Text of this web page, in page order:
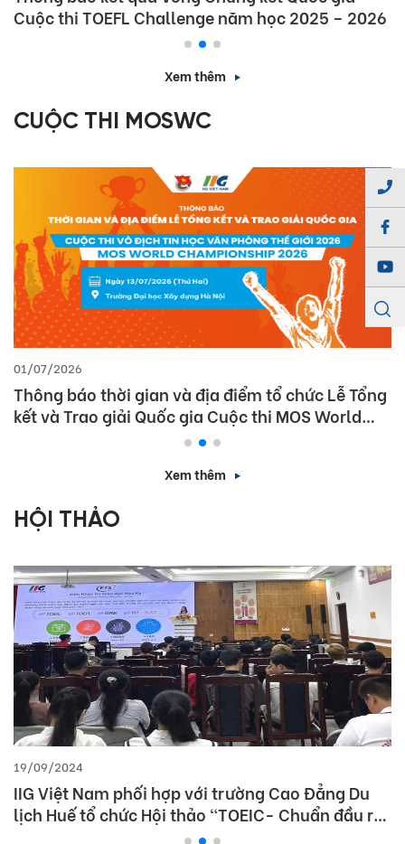
Cuộc thi TOEFL Challenge năm học 2025 – 2026
Xem thêm
CUỘC THI MOSWC
01/07/2026
Thông báo thời gian và địa điểm tổ chức Lễ Tổng
kết và Trao giải Quốc gia Cuộc thi MOS World
Xem thêm
HỘI THẢO
19/09/2024
IIG Việt Nam phối hợp với trường Cao Đẳng Du
lịch Huế tổ chức Hội thảo “TOEIC- Chuẩn đầu ra
tiếng Anh- Bí Quyết chinh phục nhà tuyển dụng”